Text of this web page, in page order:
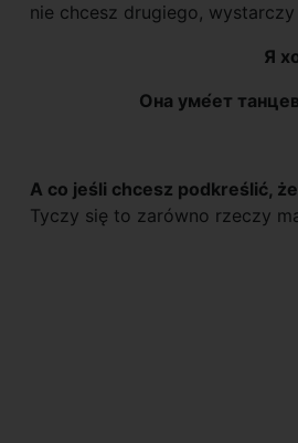
nie chcesz drugiego,
Я
Она уме́ет
A co jeśli chcesz podkreślić,
Tyczy się to zarówno rzeczy